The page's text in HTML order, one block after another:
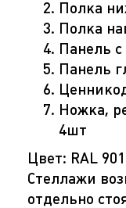
Полка
Полка
Панель
Панель
Ножка,
4шт
Цвет: RAL
Стеллажи
отдельно